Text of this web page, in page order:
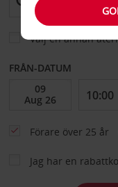
Välj en annan
FRÅN-DATUM
Förare över 25 år
Jag har en